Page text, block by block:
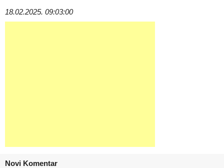
18.02.2025. 09:03:00
Novi Komentar